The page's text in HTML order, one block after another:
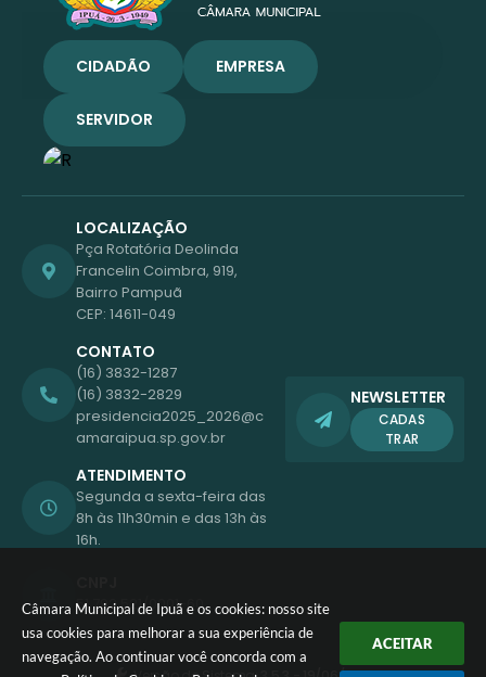
Câmara Municipal de Ipuã e os cookies: nosso site
usa cookies para melhorar a sua experiência de
navegação. Ao continuar você concorda com a
ACEITAR
LOCALIZAÇÃO
Pça Rotatória Deolinda
Francelin Coimbra, 919,
Bairro Pampuã
CEP: 14611-049
CONTATO
(16) 3832-1287
(16) 3832-2829
presidencia2025_2026@c
amaraipua.sp.gov.br
ATENDIMENTO
Segunda a sexta-feira das
8h às 11h30min e das 13h às
16h.
51.792.521/0001-60
NEWSLETTER
CADAS
TRAR
CIDADÃO EMPRESA
SERVIDOR